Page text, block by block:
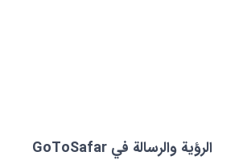
الرؤية والرسالة في GoToSafar